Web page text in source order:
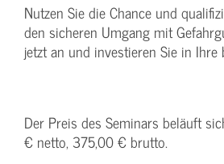
Nutzen Sie die Chance und
den sicheren Umgang mit
jetzt an und investieren Sie in
Der Preis des Seminars beläuft
€ netto, 375,00 € brutto.